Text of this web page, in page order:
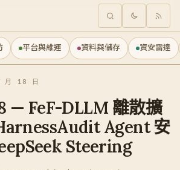
平台與維運 資料與儲存 資安雷達
月 18 日
— FeF-DLLM 離散擴
Agent 安
Steering